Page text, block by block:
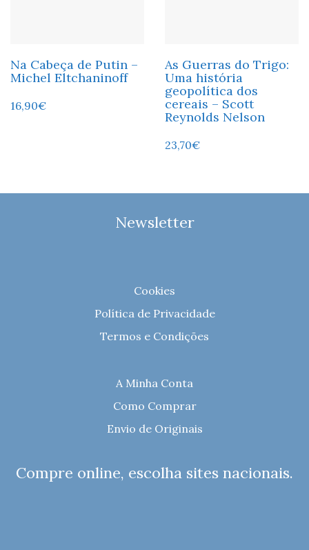
Na Cabeça de Putin –
Michel Eltchaninoff
16,90€
As Guerras do Trigo:
Uma história
geopolítica dos
cereais – Scott
Reynolds Nelson
23,70€
Newsletter
Cookies
Política de Privacidade
Termos e Condições
A Minha Conta
Como Comprar
Envio de Originais
Compre online, escolha sites nacionais.